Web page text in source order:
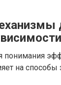
понимания
на